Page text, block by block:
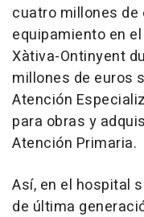
cuatro millones de
equipamiento en
Xàtiva-Ontinyent
millones de euros
Atención
para obras y
Atención Primaria.
Así, en el hospital
de última